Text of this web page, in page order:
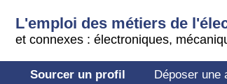
L'emploi des métiers de
et connexes : électroniques,
Sourcer un profil Déposer une